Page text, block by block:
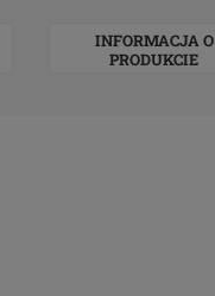
INFORMACJA O
PRODUKCIE